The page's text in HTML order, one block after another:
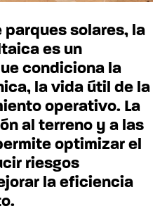
parques solares, la
es un
condiciona la
la vida útil de la
operativo. La
al terreno y a las
optimizar el
riesgos
la eficiencia